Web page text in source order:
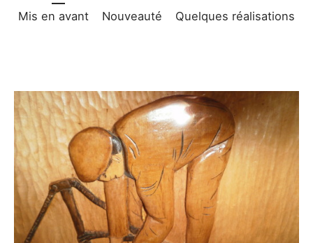
Mis en avant
Nouveauté Quelques réalisations